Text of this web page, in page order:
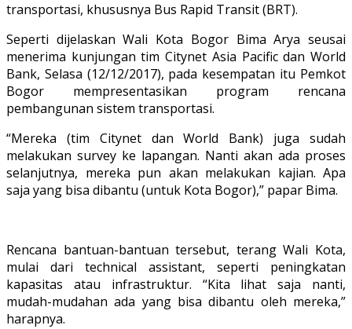
transportasi, khususnya Bus Rapid Transit (BRT).
Seperti dijelaskan Wali Kota Bogor Bima Arya seusai
menerima kunjungan tim Citynet Asia Pacific dan World
Bank, Selasa (12/12/2017), pada kesempatan itu Pemkot
Bogor mempresentasikan program rencana
pembangunan sistem transportasi.
“Mereka (tim Citynet dan World Bank) juga sudah
melakukan survey ke lapangan. Nanti akan ada proses
selanjutnya, mereka pun akan melakukan kajian. Apa
saja yang bisa dibantu (untuk Kota Bogor),” papar Bima.
Rencana bantuan-bantuan tersebut, terang Wali Kota,
mulai dari technical assistant, seperti peningkatan
kapasitas atau infrastruktur. “Kita lihat saja nanti,
mudah-mudahan ada yang bisa dibantu oleh mereka,”
harapnya.